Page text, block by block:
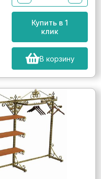
Купить в 1
клик
В корзину